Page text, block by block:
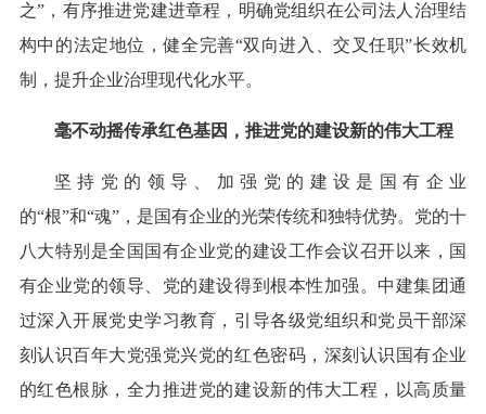
之”，有序推进党建进章程，明确党组织在公司法人治理结
构中的法定地位，健全完善“双向进入、交叉任职”长效机
制，提升企业治理现代化水平。
毫不动摇传承红色基因，推进党的建设新的伟大工程
坚持党的领导、加强党的建设是国有企业
的“根”和“魂”，是国有企业的光荣传统和独特优势。党的十
八大特别是全国国有企业党的建设工作会议召开以来，国
有企业党的领导、党的建设得到根本性加强。中建集团通
过深入开展党史学习教育，引导各级党组织和党员干部深
刻认识百年大党强党兴党的红色密码，深刻认识国有企业
的红色根脉，全力推进党的建设新的伟大工程，以高质量